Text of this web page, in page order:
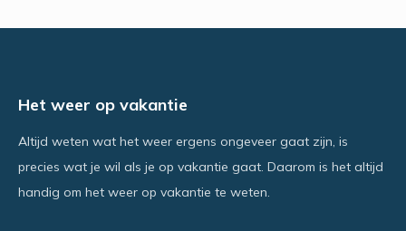
Het weer op vakantie
Altijd weten wat het weer ergens ongeveer gaat zijn, is
precies wat je wil als je op vakantie gaat. Daarom is het altijd
handig om het weer op vakantie te weten.